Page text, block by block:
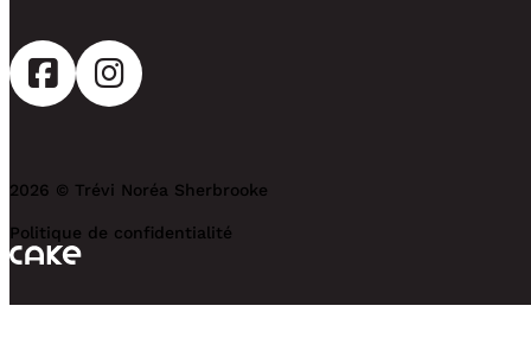
Politique de confidentialité
2026 © Trévi Noréa Sherbrooke